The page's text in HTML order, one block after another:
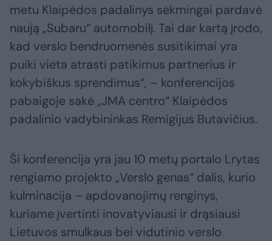
metu Klaipėdos padalinys sėkmingai pardavė
naują „Subaru“ automobilį. Tai dar kartą įrodo,
kad verslo bendruomenės susitikimai yra
puiki vieta atrasti patikimus partnerius ir
kokybiškus sprendimus“, – konferencijos
pabaigoje sakė „JMA centro“ Klaipėdos
padalinio vadybininkas Remigijus Butavičius.
Ši konferencija yra jau 10 metų portalo Lrytas
rengiamo projekto „Verslo genas“ dalis, kurio
kulminacija – apdovanojimų renginys,
kuriame įvertinti inovatyviausi ir drąsiausi
Lietuvos smulkaus bei vidutinio verslo